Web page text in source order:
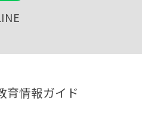
育情報ガイド